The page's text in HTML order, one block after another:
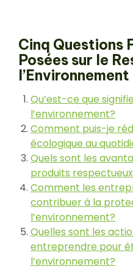
Cinq Questions
Posées sur le
l’Environnement
Qu’est-ce que
l’environnement?
Comment puis-je
écologique au
Quels sont les
produits
Comment les
contribuer à la
l’environnement?
Quelles sont les
entreprendre pour
l’environnement?